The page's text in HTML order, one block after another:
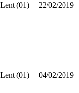
Lent (01) 22/02/2019
Lent (01) 04/02/2019